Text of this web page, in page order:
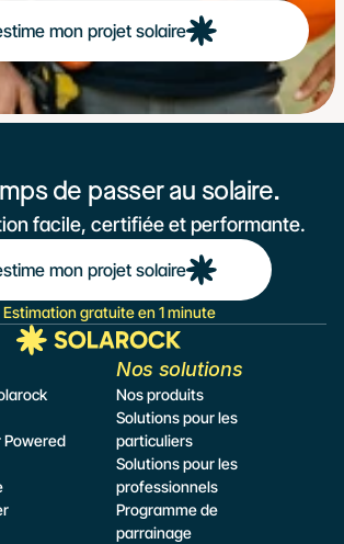
mon projet solaire
de passer au solaire.
facile, certifiée et performante.
mon projet solaire
Estimation gratuite en 1 minute
Powered
Nos solutions
Nos produits
Solutions pour les
particuliers
Solutions pour les
professionnels
Programme de
parrainage